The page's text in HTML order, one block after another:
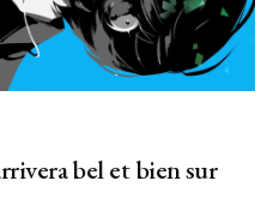
bel et bien sur